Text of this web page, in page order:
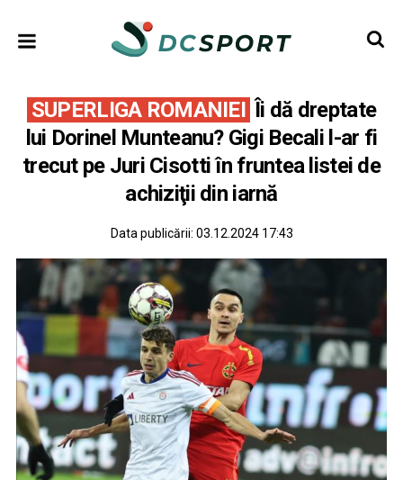
SUPERLIGA ROMANIEI Îi dă dreptate
lui Dorinel Munteanu? Gigi Becali l-ar fi
trecut pe Juri Cisotti în fruntea listei de
achiziţii din iarnă
Data publicării: 03.12.2024 17:43